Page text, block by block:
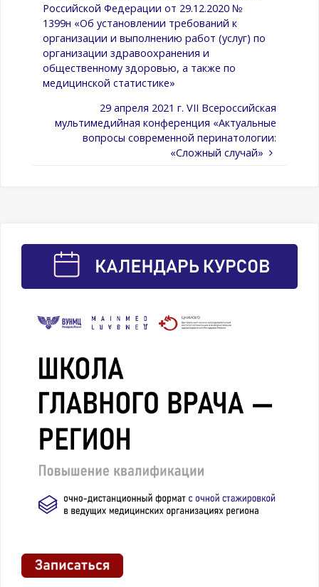
Российской Федерации от 29.12.2020 №
1399н «Об установлении требований к
организации и выполнению работ (услуг) по
организации здравоохранения и
общественному здоровью, а также по
медицинской статистике»
29 апреля 2021 г. VII Всероссийская
мультимедийная конференция «Актуальные
вопросы современной перинатологии:
«Сложный случай»